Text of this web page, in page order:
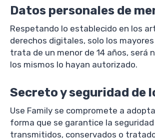
Datos personales de
Respetando lo establecido en los
derechos digitales, solo los
trata de un menor de 14 años,
los mismos lo hayan autorizado.
Secreto y seguridad de
Use Family se compromete a
forma que se garantice la
transmitidos, conservados o